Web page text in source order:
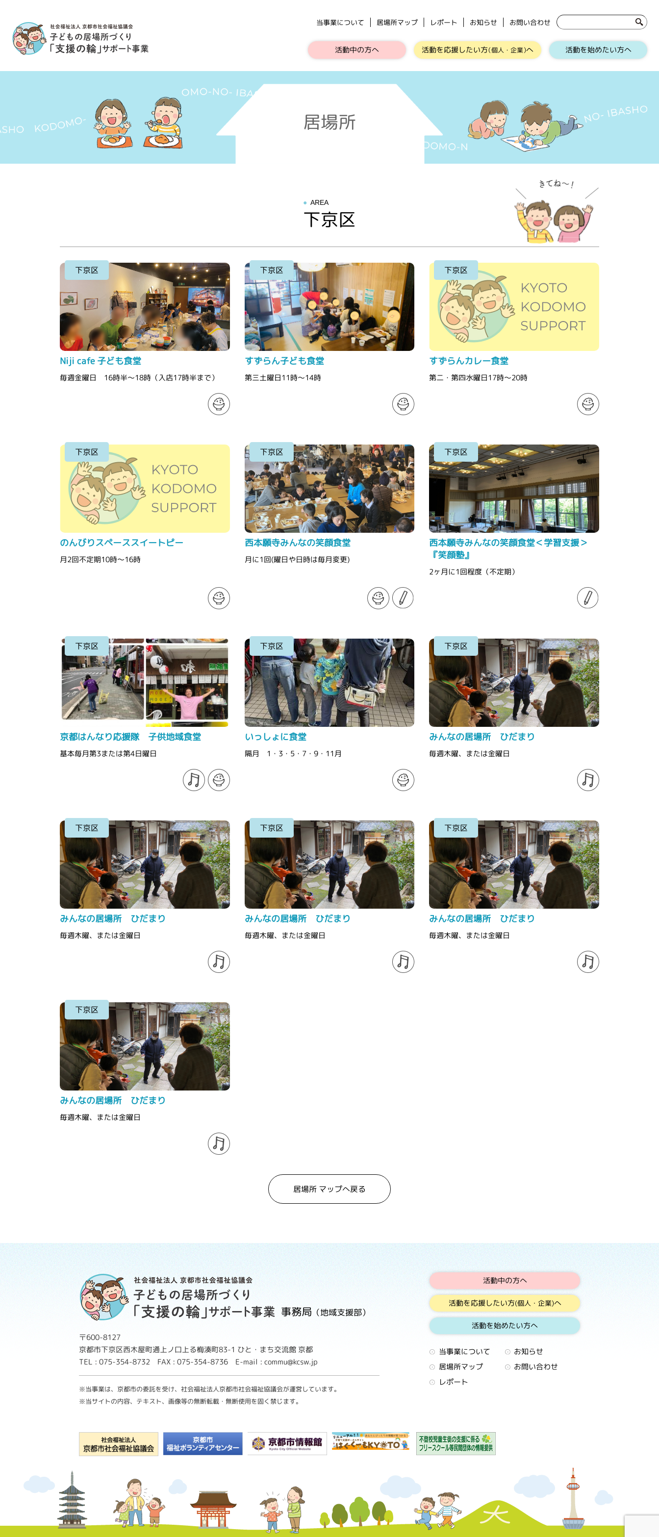
当事業について 居場所マップ レポート お知らせ お問い合わせ
活動中の方へ 活動を応援したい方（個人・企業）へ 活動を始めたい方へ
居場所
AREA
下京区
下京区
Niji cafe 子ども食堂
毎週金曜日 16時半～18時（入店17時半まで）
下京区
すずらん子ども食堂
第三土曜日11時～14時
下京区
すずらんカレー食堂
第二・第四水曜日17時～20時
下京区
のんびりスペーススイートピー
月2回不定期10時～16時
下京区
西本願寺みんなの笑顔食堂
月に1回(曜日や日時は毎月変更)
下京区
西本願寺みんなの笑顔食堂＜学習支援＞
『笑顔塾』
2ヶ月に1回程度（不定期）
下京区
京都はんなり応援隊 子供地域食堂
基本毎月第3または第4日曜日
下京区
いっしょに食堂
隔月 1・3・5・7・9・11月
下京区
みんなの居場所 ひだまり
毎週木曜、または金曜日
下京区
みんなの居場所 ひだまり
毎週木曜、または金曜日
下京区
みんなの居場所 ひだまり
毎週木曜、または金曜日
下京区
みんなの居場所 ひだまり
毎週木曜、または金曜日
下京区
みんなの居場所 ひだまり
毎週木曜、または金曜日
居場所 マップへ戻る
事務局 （地域支援部）
〒600-8127
京都市下京区西木屋町通上ノ口上る梅湊町83-1 ひと・まち交流館 京都
TEL : 075-354-8732 FAX : 075-354-8736 E-mail : commu@kcsw.jp
※当事業は、京都市の委託を受け、社会福祉法人京都市社会福祉協議会が運営しています。
※当サイトの内容、テキスト、画像等の無断転載・無断使用を固く禁じます。
活動中の方へ
活動を応援したい方(個人・企業)へ
活動を始めたい方へ
当事業について
お知らせ
居場所マップ
お問い合わせ
レポート